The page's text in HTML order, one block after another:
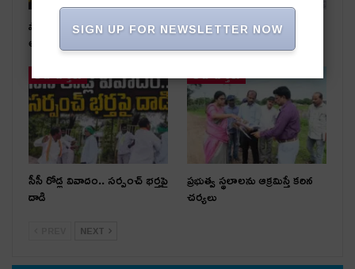
షార్జా ప్రమాద బాధితుడికి కేటీఆర్
అండ
అధికార పార్టీ స‌ర్పంచ్‌పై…
అంగ‌న్‌వాడీల ఫిర్యాదు
సీసీ రోడ్ల వివాదం.. స‌ర్పంచ్ భ‌ర్త‌పై
దాడి
ప్రభుత్వ స్థలాలను ఆక్రమిస్తే కఠిన
చర్యలు
NEXT
SIGN UP FOR NEWSLETTER NOW